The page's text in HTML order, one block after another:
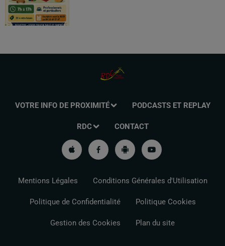
VOTRE INFO DE PROXIMITÉ PODCASTS ET REPLAY
RDC CONTACT
Mentions Légales Conditions Générales d'Utilisation
Politique de Confidentialité Politique Cookies
Gestion des Cookies Plan du site